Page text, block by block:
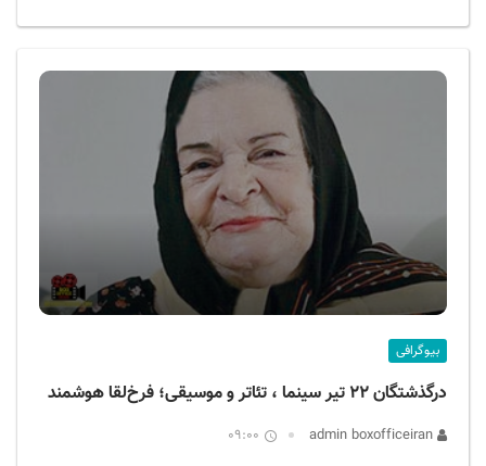
بیوگرافی
درگذشتگان ۲۲ تیر سینما ، تئاتر و موسیقی؛ فرخ‌لقا هوشمند
09:00